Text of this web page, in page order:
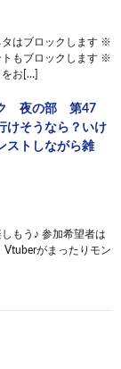
はブロックします ※
トもブロックします ※
お[…]
夜の部 第47
けそうなら？いけ
ストしながら雑
もう♪ 参加希望者は
Vtuberがまったりモン